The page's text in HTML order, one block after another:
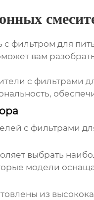
фильтром для
вам
с фильтрами
с фильтрами
выбрать
модели
из